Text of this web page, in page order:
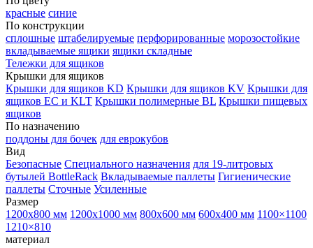
красные синие
По конструкции
сплошные штабелируемые перфорированные морозостойкие
вкладываемые ящики ящики складные
Тележки для ящиков
Крышки для ящиков
Крышки для ящиков KD Крышки для ящиков KV Крышки для
ящиков EC и KLT Крышки полимерные BL Крышки пищевых
ящиков
По назначению
поддоны для бочек для еврокубов
Вид
Безопасные Специального назначения для 19-литровых
бутылей BottleRack Вкладываемые паллеты Гигиенические
паллеты Сточные Усиленные
Размер
1200х800 мм 1200х1000 мм 800х600 мм 600х400 мм 1100×1100
1210×810
материал